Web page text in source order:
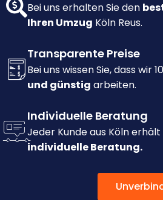
Bei uns erhalten Sie den
Ihren Umzug Köln Reus.
Transparente Preise
Bei uns wissen Sie, dass wir
und günstig arbeiten.
Individuelle Beratung
Jeder Kunde aus Köln
individuelle Beratung.